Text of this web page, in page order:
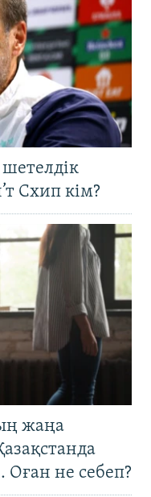
Схип кім?
жаңа
Оған не себеп?